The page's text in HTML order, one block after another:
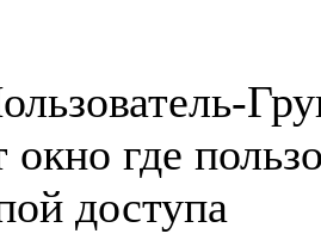
где
доступа